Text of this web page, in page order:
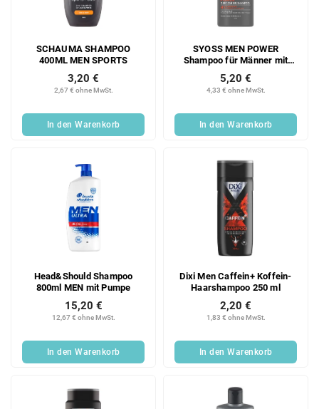
SCHAUMA SHAMPOO
400ML MEN SPORTS
2,67 € ohne MwSt.
3,20 €
In den Warenkorb
SYOSS MEN POWER
Shampoo für Männer mit
normalem Haar 440 ml
4,33 € ohne MwSt.
5,20 €
In den Warenkorb
Head&Should Shampoo
800ml MEN mit Pumpe
12,67 € ohne MwSt.
15,20 €
In den Warenkorb
Dixi Men Caffein+ Koffein-
Haarshampoo 250 ml
1,83 € ohne MwSt.
2,20 €
In den Warenkorb